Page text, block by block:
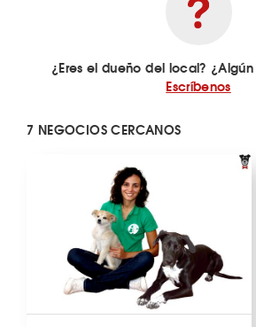
¿Eres el dueño del local?
Escríbenos
7 NEGOCIOS CERCANOS